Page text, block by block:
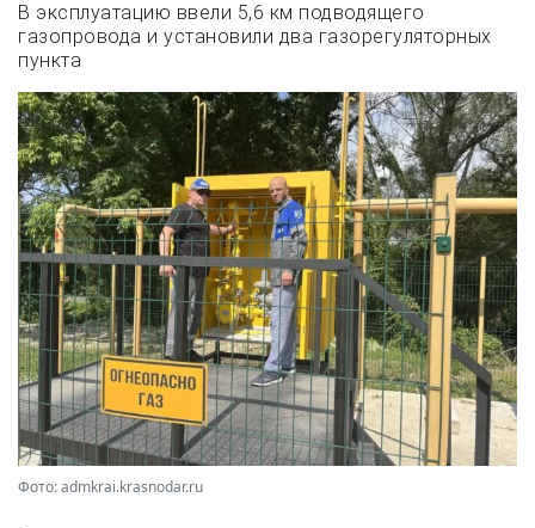
В эксплуатацию ввели 5,6 км подводящего
газопровода и установили два газорегуляторных
пункта
Фото: admkrai.krasnodar.ru